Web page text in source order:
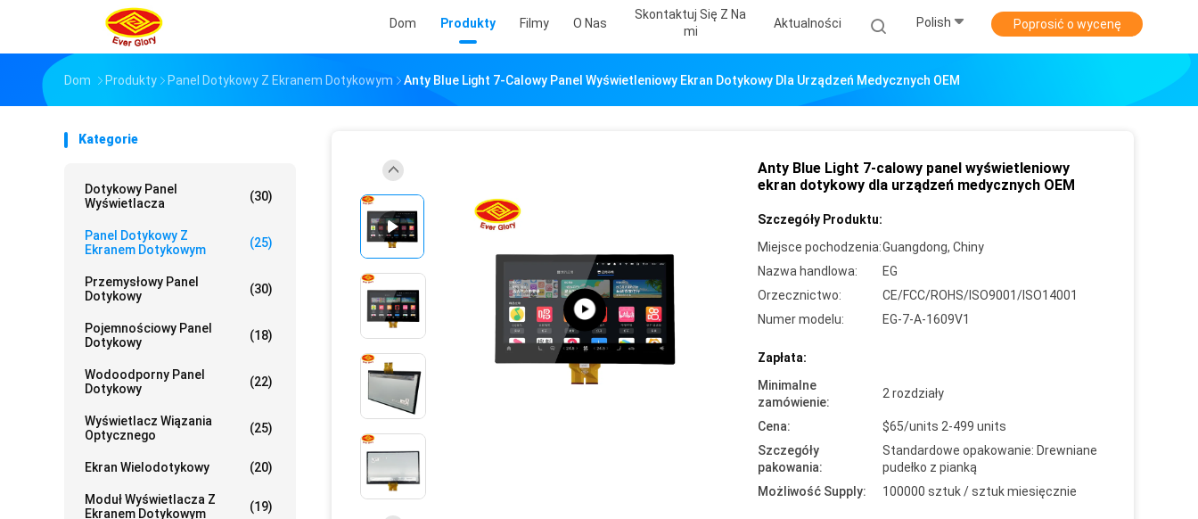
Dom Produkty Filmy O Nas
Skontaktuj Się Z Na
Mi
Aktualności Polish Poprosić o wycenę
Dom Produkty Panel Dotykowy Z Ekranem Dotykowym Anty Blue Light 7-Calowy Panel Wyświetleniowy Ekran Dotykowy Dla Urządzeń Medycznych OEM
Kategorie
Dotykowy Panel
Wyświetlacza
(30)
Panel Dotykowy Z
Ekranem Dotykowym
(25)
Przemysłowy Panel
Dotykowy
(30)
Pojemnościowy Panel
Dotykowy
(18)
Wodoodporny Panel
Dotykowy
(22)
Wyświetlacz Wiązania
Optycznego
(25)
Ekran Wielodotykowy (20)
Moduł Wyświetlacza Z
Ekranem Dotykowym
(19)
Anty Blue Light 7-calowy panel wyświetleniowy
ekran dotykowy dla urządzeń medycznych OEM
Szczegóły Produktu:
Miejsce pochodzenia:Guangdong, Chiny
Nazwa handlowa:
EG
Orzecznictwo:
CE/FCC/ROHS/ISO9001/ISO14001
Numer modelu:
EG-7-A-1609V1
Zapłata:
Minimalne
zamówienie:
2 rozdziały
Cena:
$65/units 2-499 units
Szczegóły
pakowania:
Standardowe opakowanie: Drewniane
pudełko z pianką
Możliwość Supply:
100000 sztuk / sztuk miesięcznie